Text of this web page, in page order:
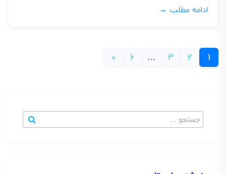
ادامه مطلب →
1
2
3
…
6
»
جستجو